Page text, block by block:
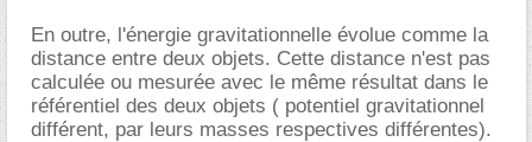
En outre, l'énergie gravitationnelle évolue comme la
distance entre deux objets. Cette distance n'est pas
calculée ou mesurée avec le même résultat dans le
référentiel des deux objets ( potentiel gravitationnel
différent, par leurs masses respectives différentes).